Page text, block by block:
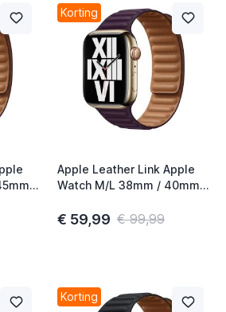
/
Korting
Apple Leather Link Apple
Watch M/L 38mm / 40mm /
€ 59,99 € 99,99
Korting